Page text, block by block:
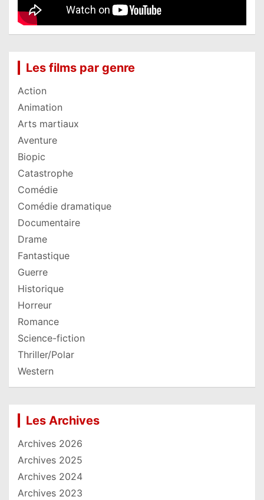
Les films par genre
Action
Animation
Arts martiaux
Aventure
Biopic
Catastrophe
Comédie
Comédie dramatique
Documentaire
Drame
Fantastique
Guerre
Historique
Horreur
Romance
Science-fiction
Thriller/Polar
Western
Les Archives
Archives 2026
Archives 2025
Archives 2024
Archives 2023